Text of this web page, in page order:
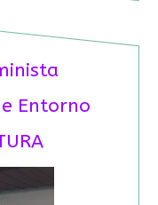
Entorno